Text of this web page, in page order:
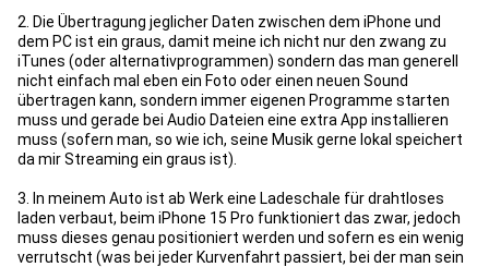
2. Die Übertragung jeglicher Daten zwischen dem iPhone und
dem PC ist ein graus, damit meine ich nicht nur den zwang zu
iTunes (oder alternativprogrammen) sondern das man generell
nicht einfach mal eben ein Foto oder einen neuen Sound
übertragen kann, sondern immer eigenen Programme starten
muss und gerade bei Audio Dateien eine extra App installieren
muss (sofern man, so wie ich, seine Musik gerne lokal speichert
da mir Streaming ein graus ist).
3. In meinem Auto ist ab Werk eine Ladeschale für drahtloses
laden verbaut, beim iPhone 15 Pro funktioniert das zwar, jedoch
muss dieses genau positioniert werden und sofern es ein wenig
verrutscht (was bei jeder Kurvenfahrt passiert, bei der man sein